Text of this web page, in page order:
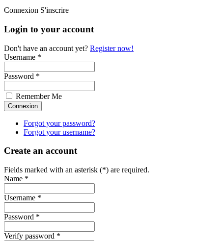
Connexion S'inscrire
Login to your account
Don't have an account yet? Register now!
Username *
Password *
Remember Me
Forgot your password?
Forgot your username?
Create an account
Fields marked with an asterisk (*) are required.
Name *
Username *
Password *
Verify password *